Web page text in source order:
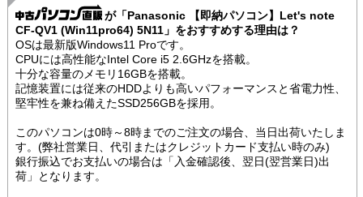
が「Panasonic 【即納パソコン】Let's note
CF-QV1 (Win11pro64) 5N11」をおすすめする理由は？
OSは最新版Windows11 Proです。
CPUには高性能なIntel Core i5 2.6GHzを搭載。
十分な容量のメモリ16GBを搭載。
記憶装置には従来のHDDよりも高いパフォーマンスと省電力性、
堅牢性を兼ね備えたSSD256GBを採用。
このパソコンは0時～8時までのご注文の場合、当日出荷いたしま
す。(弊社営業日、代引またはクレジットカード支払い時のみ)
銀行振込でお支払いの場合は「入金確認後、翌日(翌営業日)出
荷」となります。